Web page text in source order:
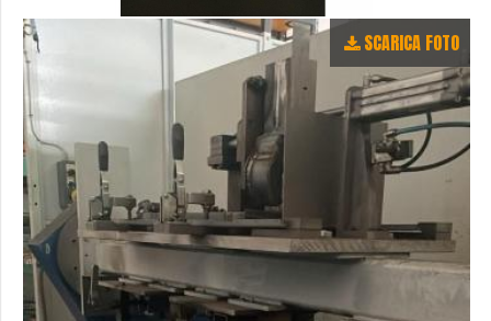
SCARICA FOTO